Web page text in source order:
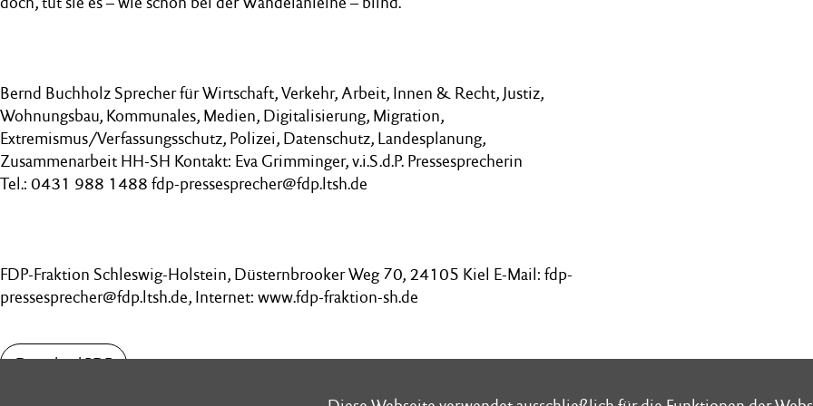
Bernd Buchholz Sprecher für Wirtschaft, Verkehr, Arbeit, Innen & Recht, Justiz,
Wohnungsbau, Kommunales, Medien, Digitalisierung, Migration,
Extremismus/Verfassungsschutz, Polizei, Datenschutz, Landesplanung,
Zusammenarbeit HH-SH Kontakt: Eva Grimminger, v.i.S.d.P. Pressesprecherin
Tel.: 0431 988 1488 fdp-pressesprecher@fdp.ltsh.de
FDP-Fraktion Schleswig-Holstein, Düsternbrooker Weg 70, 24105 Kiel E-Mail: fdp-
pressesprecher@fdp.ltsh.de, Internet: www.fdp-fraktion-sh.de
Download PDF